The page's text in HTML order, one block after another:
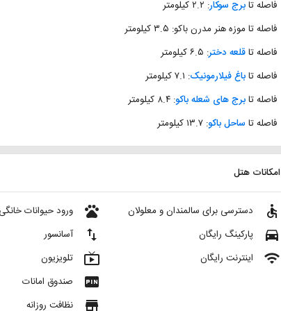
فاصله تابرج سوکار: ۲.۲ کیلومتر
فاصله تا موزه هنر مدرن باکو: ۳.۵ کیلومتر
فاصله تاقلعه دختر: ۶.۵ کیلومتر
فاصله تاباغ فیلارمونیک: ۷.۱ کیلومتر
فاصله تابرج های شعله باکو: ۸.۴ کیلومتر
فاصله تا ساحل باکو: ۱۳.۷ کیلومتر
امکانات هتل
pets ورود حیوانات
import_export آسانسور
live_tv تلویزیون
fiber_pin صندوق امانات
store نظافت روزانه
accessible دسترسی برای سالمندان و معلولان
directions_car پارکینگ رایگان
wifi اینترنت رایگان